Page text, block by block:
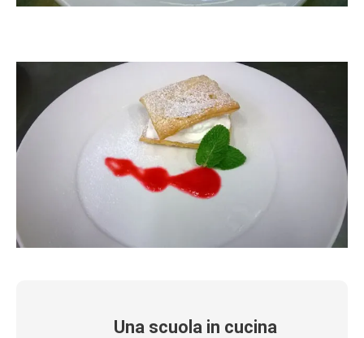
Una scuola in cucina